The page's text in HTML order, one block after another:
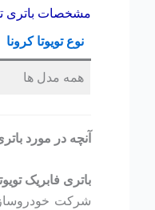
مشخصات باتری
نوع تویوتا کرونا
همه مدل ها
آنچه در مورد
باتری فابریک